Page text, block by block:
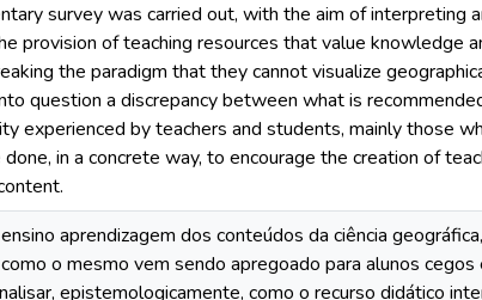
survey was carried out, with the aim of interpreting
provision of teaching resources that value knowledge
the paradigm that they cannot visualize
question a discrepancy between what is
experienced by teachers and students, mainly those
in a concrete way, to encourage the creation of
aprendizagem dos conteúdos da ciência
o mesmo vem sendo apregoado para alunos
epistemologicamente, como o recurso didático